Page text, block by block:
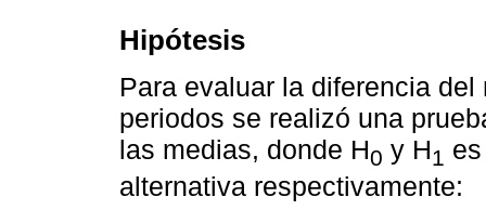
Hipótesis
Para evaluar la diferencia
periodos se realizó una
las medias, donde H0 y H1
alternativa respectivamente: